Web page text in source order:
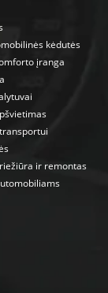
kėdutės
įranga
ir remontas